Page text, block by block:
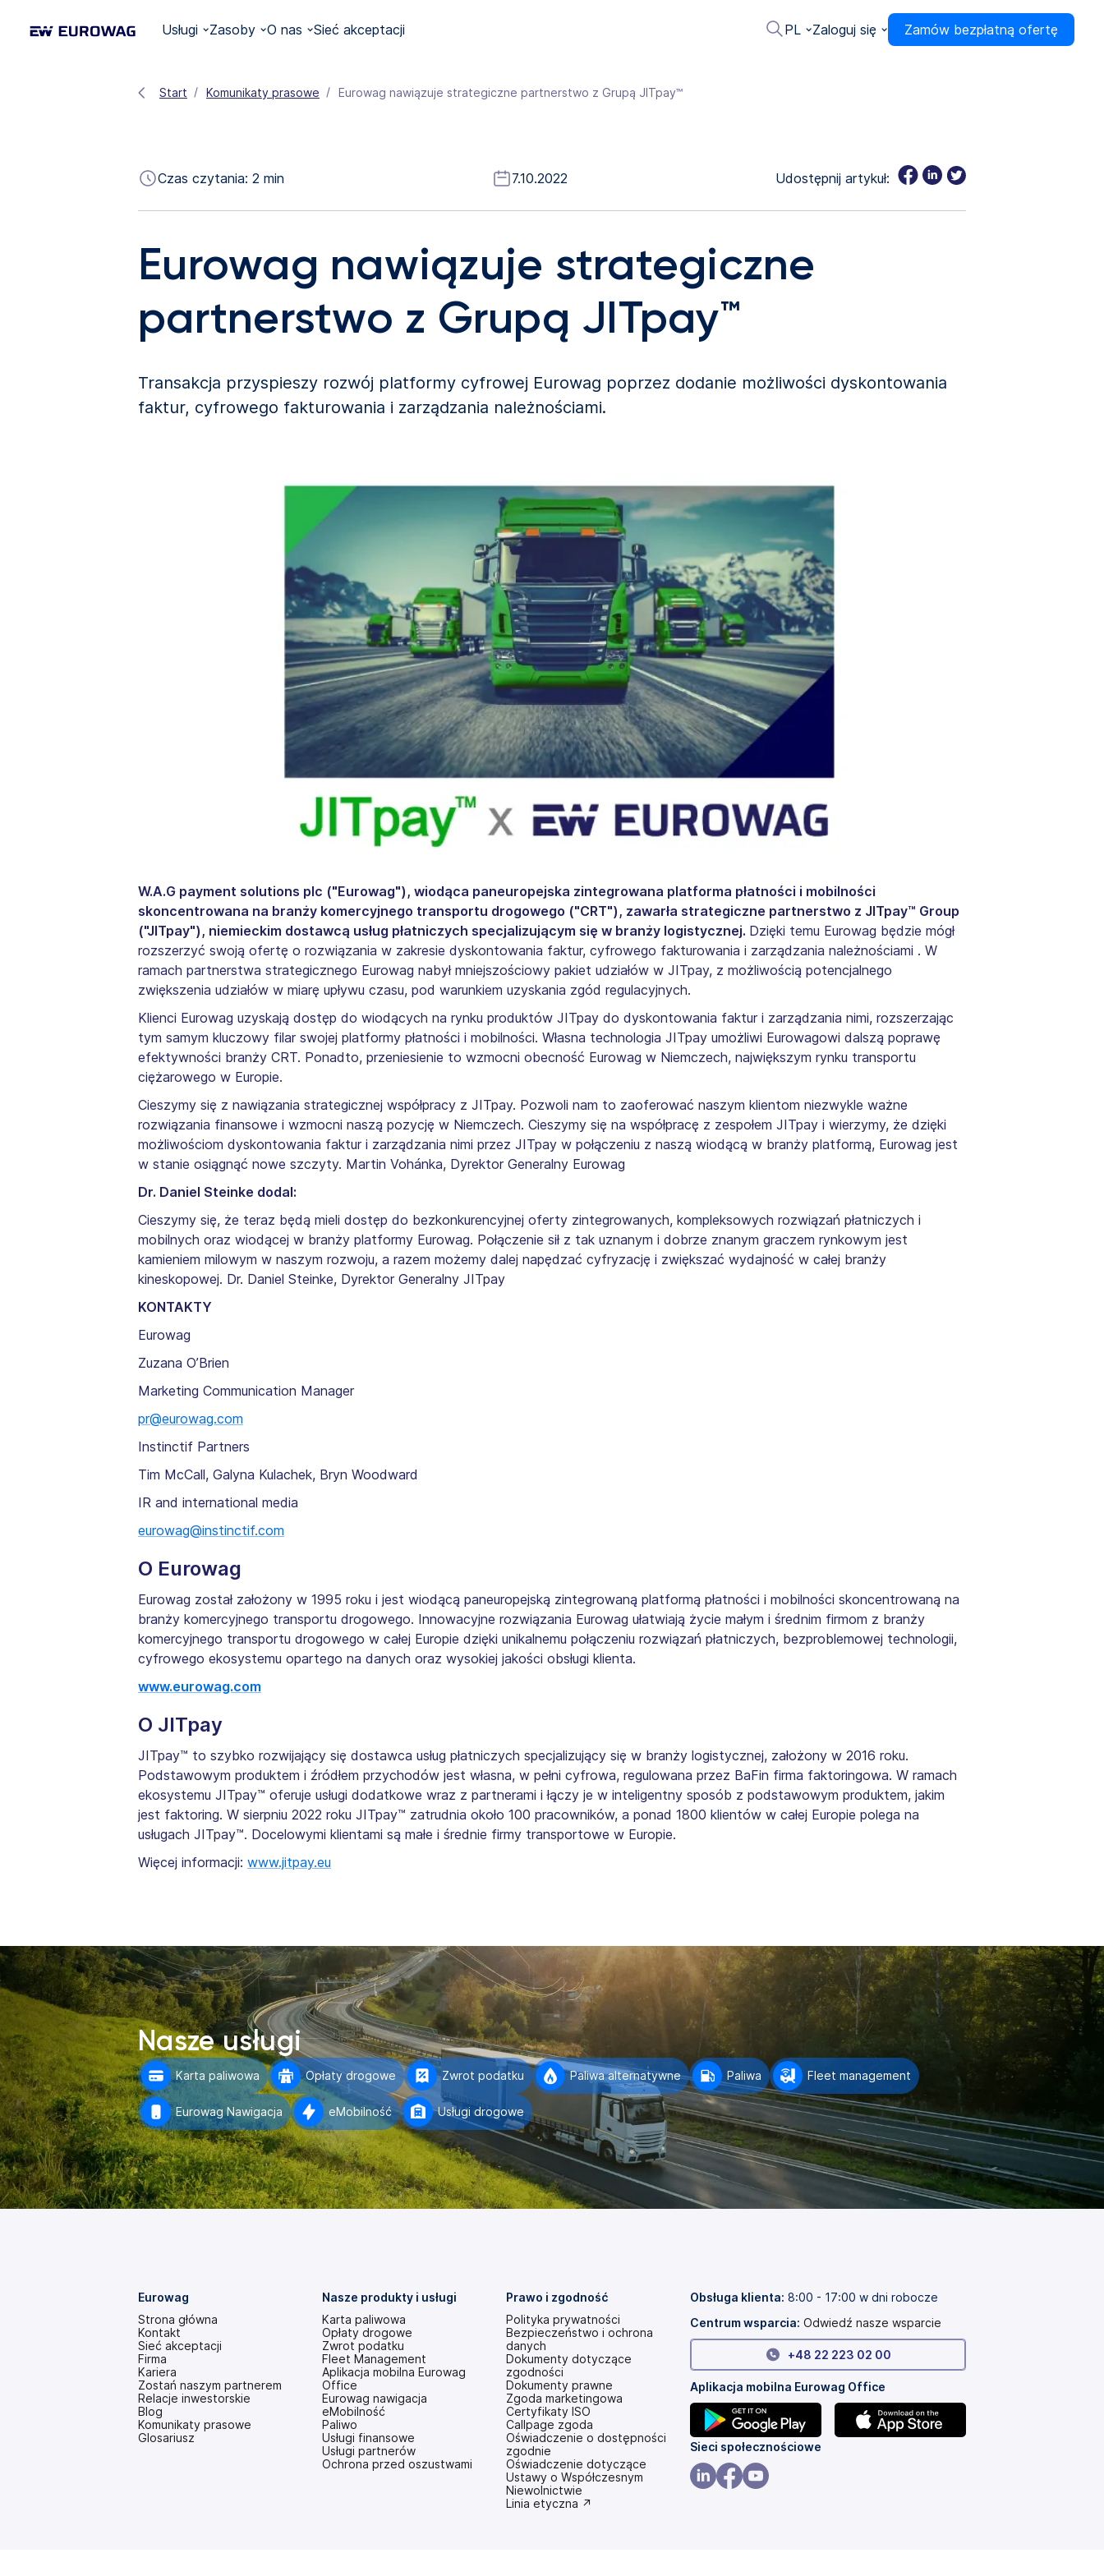
Usługi Zasoby O nas Sieć akceptacji PL Zaloguj się Zamów bezpłatną ofertę
Start Komunikaty prasowe Eurowag nawiązuje strategiczne partnerstwo z Grupą JITpay™
Czas czytania: 2 min 7.10.2022 Udostępnij artykuł:
Eurowag nawiązuje strategiczne
partnerstwo z Grupą JITpay™
Transakcja przyspieszy rozwój platformy cyfrowej Eurowag poprzez dodanie możliwości dyskontowania
faktur, cyfrowego fakturowania i zarządzania należnościami.
W.A.G payment solutions plc ("Eurowag"), wiodąca paneuropejska zintegrowana platforma płatności i mobilności
skoncentrowana na branży komercyjnego transportu drogowego ("CRT"), zawarła strategiczne partnerstwo z JITpay™ Group
("JITpay"), niemieckim dostawcą usług płatniczych specjalizującym się w branży logistycznej. Dzięki temu Eurowag będzie mógł
rozszerzyć swoją ofertę o rozwiązania w zakresie dyskontowania faktur, cyfrowego fakturowania i zarządzania należnościami . W
ramach partnerstwa strategicznego Eurowag nabył mniejszościowy pakiet udziałów w JITpay, z możliwością potencjalnego
zwiększenia udziałów w miarę upływu czasu, pod warunkiem uzyskania zgód regulacyjnych.
Klienci Eurowag uzyskają dostęp do wiodących na rynku produktów JITpay do dyskontowania faktur i zarządzania nimi, rozszerzając
tym samym kluczowy filar swojej platformy płatności i mobilności. Własna technologia JITpay umożliwi Eurowagowi dalszą poprawę
efektywności branży CRT. Ponadto, przeniesienie to wzmocni obecność Eurowag w Niemczech, największym rynku transportu
ciężarowego w Europie.
Cieszymy się z nawiązania strategicznej współpracy z JITpay. Pozwoli nam to zaoferować naszym klientom niezwykle ważne
rozwiązania finansowe i wzmocni naszą pozycję w Niemczech. Cieszymy się na współpracę z zespołem JITpay i wierzymy, że dzięki
możliwościom dyskontowania faktur i zarządzania nimi przez JITpay w połączeniu z naszą wiodącą w branży platformą, Eurowag jest
w stanie osiągnąć nowe szczyty. Martin Vohánka, Dyrektor Generalny Eurowag
Dr. Daniel Steinke dodal:
Cieszymy się, że teraz będą mieli dostęp do bezkonkurencyjnej oferty zintegrowanych, kompleksowych rozwiązań płatniczych i
mobilnych oraz wiodącej w branży platformy Eurowag. Połączenie sił z tak uznanym i dobrze znanym graczem rynkowym jest
kamieniem milowym w naszym rozwoju, a razem możemy dalej napędzać cyfryzację i zwiększać wydajność w całej branży
kineskopowej. Dr. Daniel Steinke, Dyrektor Generalny JITpay
KONTAKTY
Eurowag
Zuzana O’Brien
Marketing Communication Manager
pr@eurowag.com
Instinctif Partners
Tim McCall, Galyna Kulachek, Bryn Woodward
IR and international media
eurowag@instinctif.com
O Eurowag
Eurowag został założony w 1995 roku i jest wiodącą paneuropejską zintegrowaną platformą płatności i mobilności skoncentrowaną na
branży komercyjnego transportu drogowego. Innowacyjne rozwiązania Eurowag ułatwiają życie małym i średnim firmom z branży
komercyjnego transportu drogowego w całej Europie dzięki unikalnemu połączeniu rozwiązań płatniczych, bezproblemowej technologii,
cyfrowego ekosystemu opartego na danych oraz wysokiej jakości obsługi klienta.
www.eurowag.com
O JITpay
JITpay™ to szybko rozwijający się dostawca usług płatniczych specjalizujący się w branży logistycznej, założony w 2016 roku.
Podstawowym produktem i źródłem przychodów jest własna, w pełni cyfrowa, regulowana przez BaFin firma faktoringowa. W ramach
ekosystemu JITpay™ oferuje usługi dodatkowe wraz z partnerami i łączy je w inteligentny sposób z podstawowym produktem, jakim
jest faktoring. W sierpniu 2022 roku JITpay™ zatrudnia około 100 pracowników, a ponad 1800 klientów w całej Europie polega na
usługach JITpay™. Docelowymi klientami są małe i średnie firmy transportowe w Europie.
Więcej informacji: www.jitpay.eu
Nasze usługi
Karta paliwowa Opłaty drogowe Zwrot podatku Paliwa alternatywne Paliwa Fleet management
Eurowag Nawigacja eMobilność Usługi drogowe
Eurowag
Strona główna
Kontakt
Sieć akceptacji
Firma
Kariera
Zostań naszym partnerem
Relacje inwestorskie
(otwiera
się
w
Blog
Komunikaty prasowe
Glosariusz
Nasze produkty i usługi
Karta paliwowa
Opłaty drogowe
Zwrot podatku
Fleet Management
Aplikacja mobilna Eurowag
Office
Eurowag nawigacja
eMobilność
Paliwo
Usługi finansowe
Usługi partnerów
Ochrona przed oszustwami
Prawo i zgodność
Polityka prywatności
Bezpieczeństwo i ochrona
danych
Dokumenty dotyczące
zgodności
Dokumenty prawne
Zgoda marketingowa
Certyfikaty ISO
Callpage zgoda
Oświadczenie o dostępności
zgodnie
(otwiera
się
w
nowej
Oświadczenie dotyczące
Ustawy o Współczesnym
Niewolnictwie
(otwiera
Linia etyczna ↗
Obsługa klienta: 8:00 - 17:00 w dni robocze
Centrum wsparcia: Odwiedź nasze wsparcie
+48 22 223 02 00
Aplikacja mobilna Eurowag Office
(otwiera
się
w
Sieci społecznościowe